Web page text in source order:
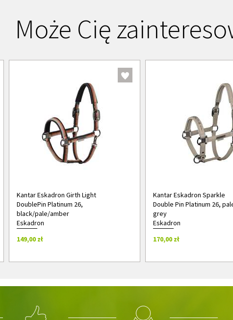
Może Cię
Kantar Eskadron Girth Light
DoublePin Platinum 26,
black/pale/amber
Eskadron
149,00 zł
Kantar Eskadron Sparkle
Double Pin Platinum 26,
grey
Eskadron
170,00 zł